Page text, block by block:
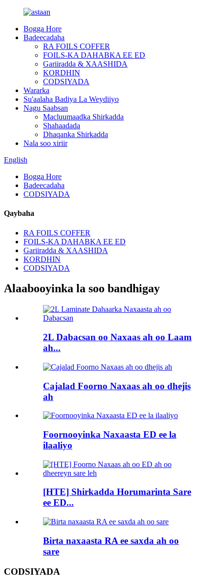
Bogga Hore
Badeecadaha
RA FOILS COFFER
FOILS-KA DAHABKA EE ED
Gariiradda & XAASHIDA
KORDHIN
CODSIYADA
Wararka
Su'aalaha Badiya La Weydiiyo
Nagu Saabsan
Macluumaadka Shirkadda
Shahaadada
Dhaqanka Shirkadda
Nala soo xiriir
English
Bogga Hore
Badeecadaha
CODSIYADA
Qaybaha
RA FOILS COFFER
FOILS-KA DAHABKA EE ED
Gariiradda & XAASHIDA
KORDHIN
CODSIYADA
Alaabooyinka la soo bandhigay
2L Dabacsan oo Naxaas ah oo Laam
ah...
Cajalad Foorno Naxaas ah oo dhejis
ah
Foornooyinka Naxaasta ED ee la
ilaaliyo
[HTE] Shirkadda Horumarinta Sare
ee ED...
Birta naxaasta RA ee saxda ah oo
sare
CODSIYADA